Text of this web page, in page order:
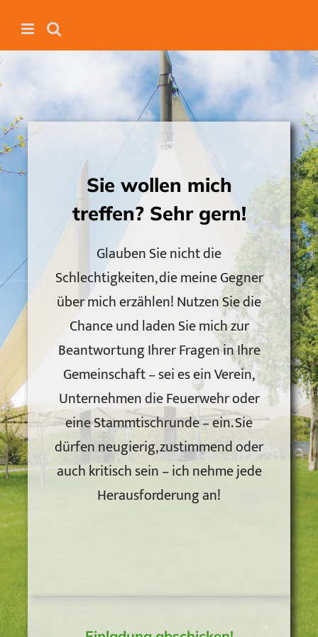
Inhalt
springen
Sie wollen mich
treffen? Sehr gern!
Glauben Sie nicht die
Schlechtigkeiten, die meine Gegner
über mich erzählen! Nutzen Sie die
Chance und laden Sie mich zur
Beantwortung Ihrer Fragen in Ihre
Gemeinschaft – sei es ein Verein,
Unternehmen die Feuerwehr oder
eine Stammtischrunde – ein. Sie
dürfen neugierig, zustimmend oder
auch kritisch sein – ich nehme jede
Herausforderung an!